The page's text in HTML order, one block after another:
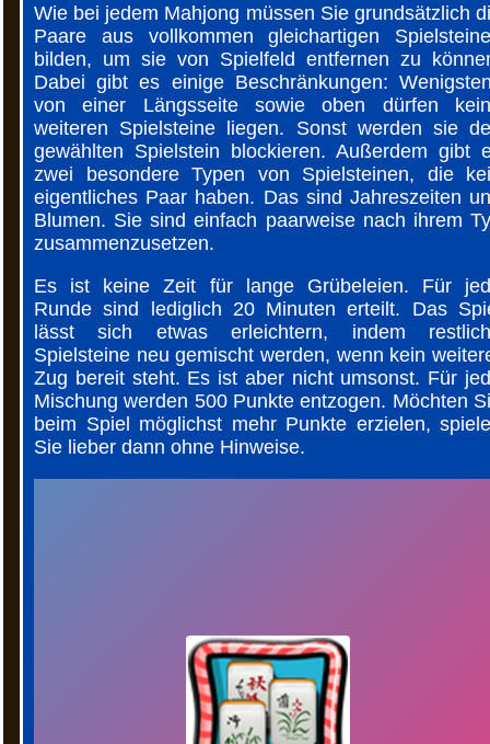
Wie bei jedem Mahjong müssen Sie grundsätzlich
Paare aus vollkommen gleichartigen
bilden, um sie von Spielfeld entfernen zu
Dabei gibt es einige Beschränkungen:
von einer Längsseite sowie oben dürfen
weiteren Spielsteine liegen. Sonst werden sie
gewählten Spielstein blockieren. Außerdem gibt
zwei besondere Typen von Spielsteinen, die
eigentliches Paar haben. Das sind Jahreszeiten
Blumen. Sie sind einfach paarweise nach ihrem
zusammenzusetzen.
Es ist keine Zeit für lange Grübeleien. Für
Runde sind lediglich 20 Minuten erteilt. Das
lässt sich etwas erleichtern, indem
Spielsteine neu gemischt werden, wenn kein
Zug bereit steht. Es ist aber nicht umsonst. Für
Mischung werden 500 Punkte entzogen. Möchten
beim Spiel möglichst mehr Punkte erzielen,
Sie lieber dann ohne Hinweise.